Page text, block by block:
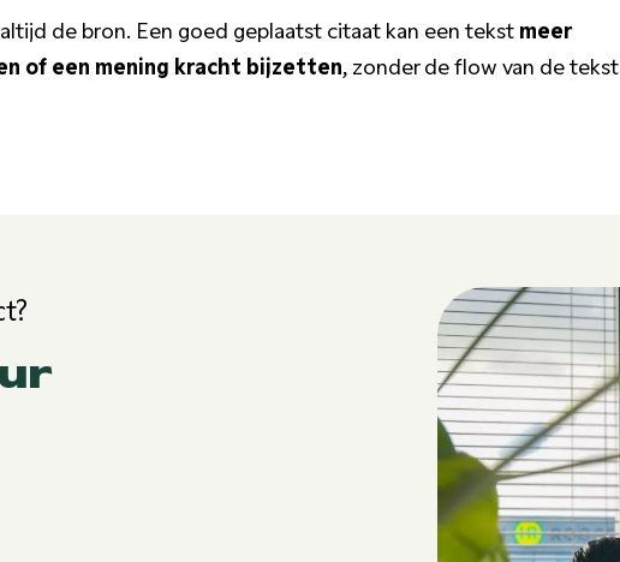
de bron. Een goed geplaatst citaat kan een tekstmeer
of een mening kracht bijzetten, zonder de flow van de tekst